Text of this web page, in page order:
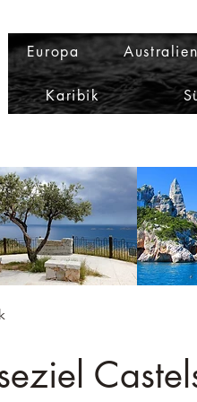
Europa
Karibik